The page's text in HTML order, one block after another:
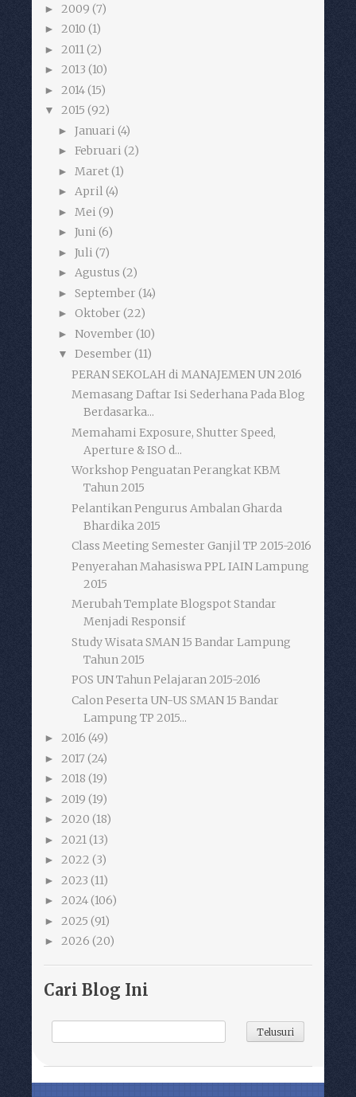
► 2009 (7)
► 2010 (1)
► 2011(2)
► 2013 (10)
► 2014(15)
▼ 2015 (92)
► Januari (4)
► Februari (2)
► Maret(1)
► April(4)
► Mei (9)
► Juni (6)
► Juli (7)
► Agustus (2)
► September (14)
► Oktober (22)
► November (10)
▼ Desember (11)
PERAN SEKOLAH di MANAJEMEN UN 2016
Memasang Daftar Isi Sederhana Pada Blog
Berdasarka...
Memahami Exposure, Shutter Speed,
Aperture & ISO d...
Workshop Penguatan Perangkat KBM
Tahun 2015
Pelantikan Pengurus Ambalan Gharda
Bhardika 2015
Class Meeting Semester Ganjil TP 2015-2016
Penyerahan Mahasiswa PPL IAIN Lampung
2015
Merubah Template Blogspot Standar
Menjadi Responsif
Study Wisata SMAN 15 Bandar Lampung
Tahun 2015
POS UN Tahun Pelajaran 2015-2016
Calon Peserta UN-US SMAN 15 Bandar
Lampung TP 2015...
► 2016 (49)
► 2017 (24)
► 2018 (19)
► 2019 (19)
► 2020 (18)
► 2021(13)
► 2022 (3)
► 2023 (11)
► 2024(106)
► 2025 (91)
► 2026 (20)
Cari Blog Ini